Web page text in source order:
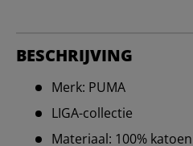
BESCHRIJVING
Merk: PUMA
LIGA-collectie
Materiaal: 100% katoen